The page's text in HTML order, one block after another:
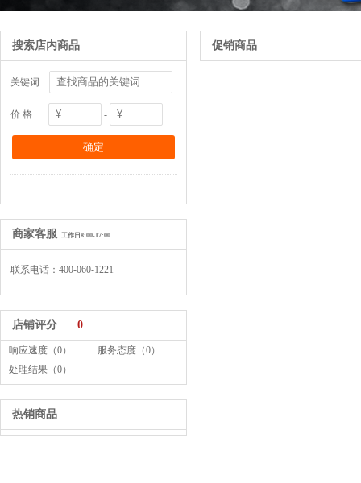
搜索店内商品
关键词
价 格 -
商家客服 工作日8:00-17:00
联系电话：400-060-1221
店铺评分 0
响应速度（0）
服务态度（0）
处理结果（0）
热销商品
促销商品